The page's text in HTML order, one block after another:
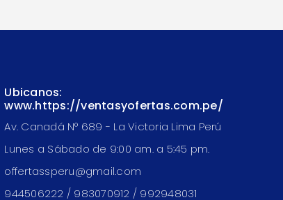
Ubicanos:
www.https://ventasyofertas.com.pe/
Av. Canadá N° 689 - La Victoria Lima Perú
Lunes a Sábado de 9:00 am. a 5:45 pm.
offertassperu@gmail.com
944506222 / 983070912 / 992948031